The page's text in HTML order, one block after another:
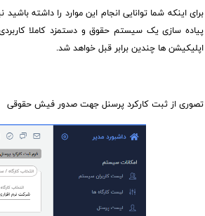
پیاده سازی یک سیستم حقوق و دستمزد کاملا
اپلیکیشن ها چندین برابر قبل خواهد شد.
تصوری از ثبت کارکرد پرسنل جهت صدور فیش حقوقی